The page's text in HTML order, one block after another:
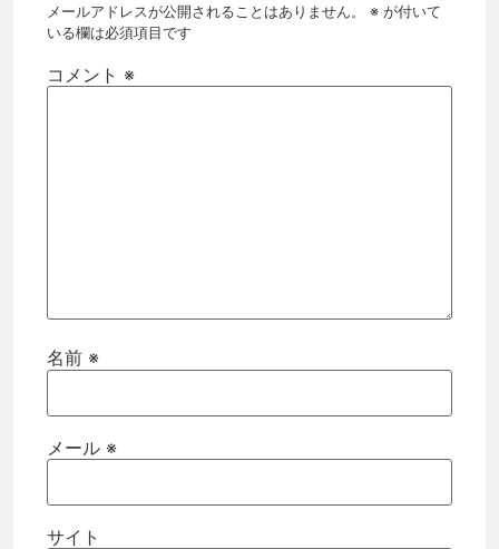
メールアドレスが公開されることはありません。 ※ が付いて
いる欄は必須項目です
コメント ※
名前 ※
メール ※
サイト